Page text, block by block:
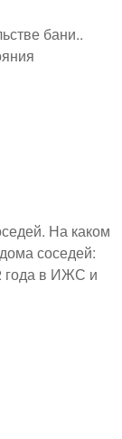
бани..
На каком
соседей:
года в ИЖС и